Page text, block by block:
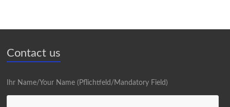
Contact us
Ihr Name/Your Name (Pflichtfeld/Mandatory Field)